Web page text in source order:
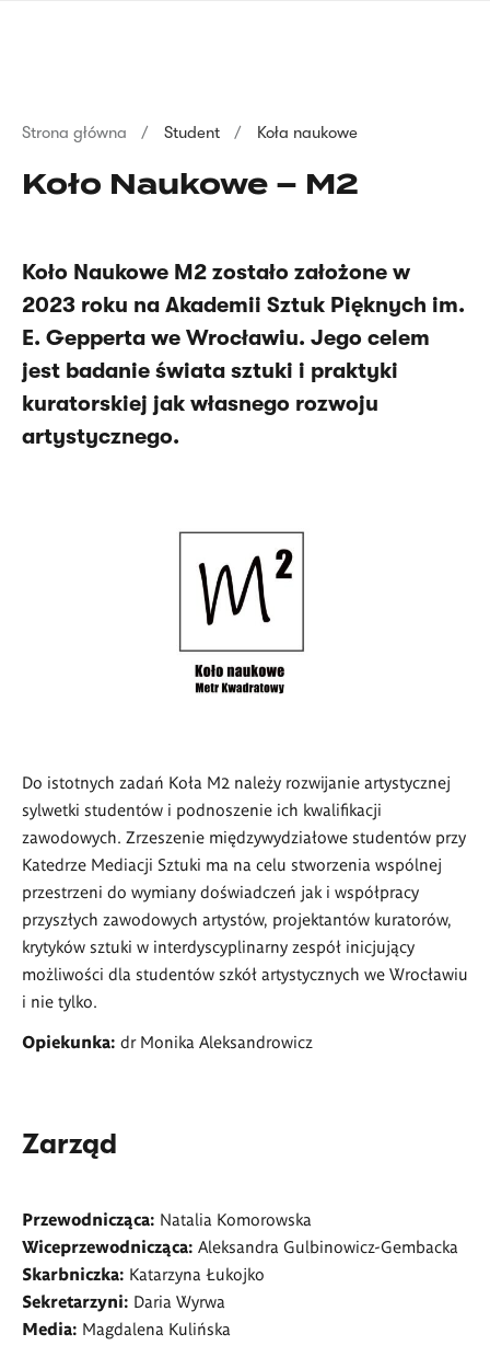
Ścieżka
nawigacyjna
Strona główna Student Koła naukowe
Koło Naukowe – M2
Koło Naukowe M2 zostało założone w
2023 roku na Akademii Sztuk Pięknych im.
E. Gepperta we Wrocławiu. Jego celem
jest badanie świata sztuki i praktyki
kuratorskiej jak własnego rozwoju
artystycznego.
Do istotnych zadań Koła M2 należy rozwijanie artystycznej
sylwetki studentów i podnoszenie ich kwalifikacji
zawodowych. Zrzeszenie międzywydziałowe studentów przy
Katedrze Mediacji Sztuki ma na celu stworzenia wspólnej
przestrzeni do wymiany doświadczeń jak i współpracy
przyszłych zawodowych artystów, projektantów kuratorów,
krytyków sztuki w interdyscyplinarny zespół inicjujący
możliwości dla studentów szkół artystycznych we Wrocławiu
i nie tylko.
Opiekunka: dr Monika Aleksandrowicz
Zarząd
Przewodnicząca: Natalia Komorowska
Wiceprzewodnicząca: Aleksandra Gulbinowicz-Gembacka
Skarbniczka: Katarzyna Łukojko
Sekretarzyni: Daria Wyrwa
Media: Magdalena Kulińska